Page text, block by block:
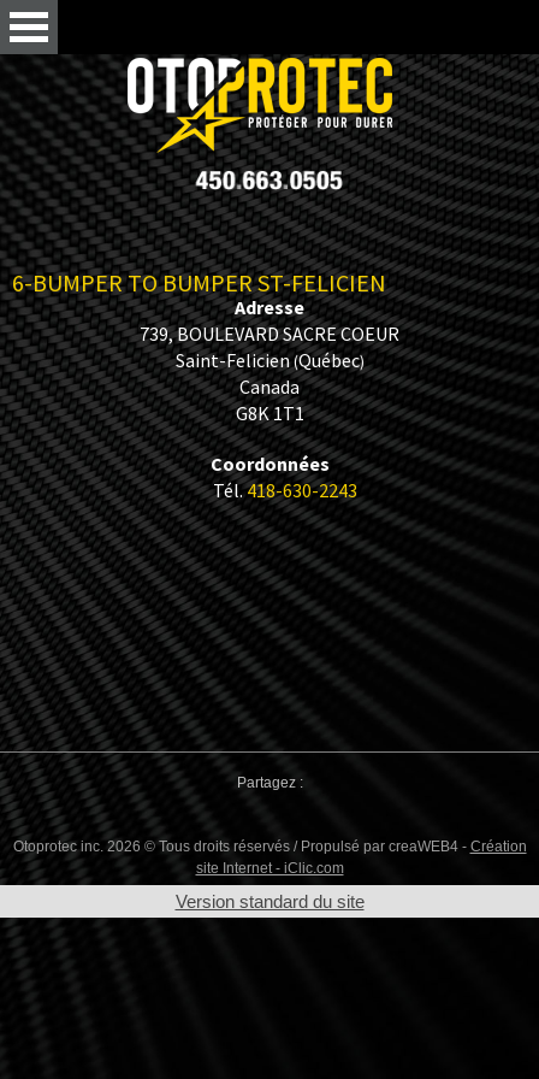
6-BUMPER TO BUMPER ST-FELICIEN
Adresse
739, BOULEVARD SACRE COEUR
Saint-Felicien(Québec)
Canada
G8K 1T1
Coordonnées
Tél.418-630-2243
Partagez :
Otoprotec inc. 2026 © Tous droits réservés / Propulsé par creaWEB4 - Création
site Internet - iClic.com
Version standard du site